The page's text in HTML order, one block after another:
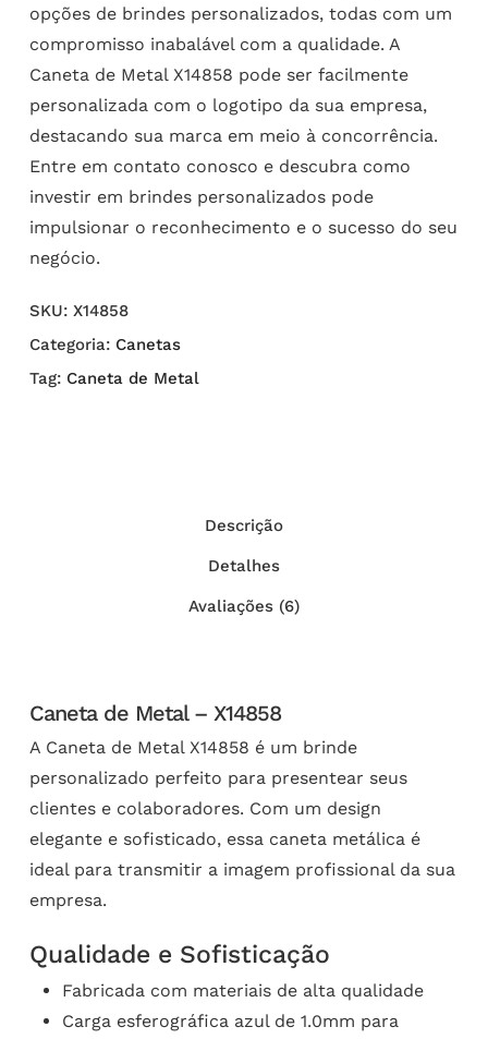
opções de brindes personalizados, todas com um
compromisso inabalável com a qualidade. A
Caneta de Metal X14858 pode ser facilmente
personalizada com o logotipo da sua empresa,
destacando sua marca em meio à concorrência.
Entre em contato conosco e descubra como
investir em brindes personalizados pode
impulsionar o reconhecimento e o sucesso do seu
negócio.
SKU: X14858
Categoria: Canetas
Tag: Caneta de Metal
Descrição
Detalhes
Avaliações (6)
Caneta de Metal – X14858
A Caneta de Metal X14858 é um brinde
personalizado perfeito para presentear seus
clientes e colaboradores. Com um design
elegante e sofisticado, essa caneta metálica é
ideal para transmitir a imagem profissional da sua
empresa.
Qualidade e Sofisticação
Fabricada com materiais de alta qualidade
Carga esferográfica azul de 1.0mm para